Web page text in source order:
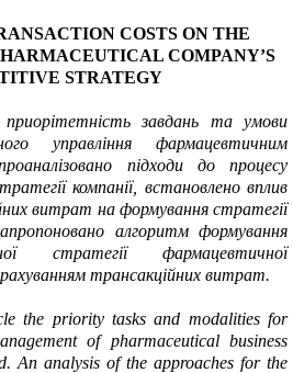
COSTS ON THE
COMPANY’S
STRATEGY
приорітетність завдань та умови
управління фармацевтичним
підходи до процесу
компанії, встановлено вплив
витрат на формування стратегії
алгоритм формування
стратегії фармацевтичної
трансакційних витрат.
the priority tasks and modalities for
of pharmaceutical business
An analysis of the approaches for the